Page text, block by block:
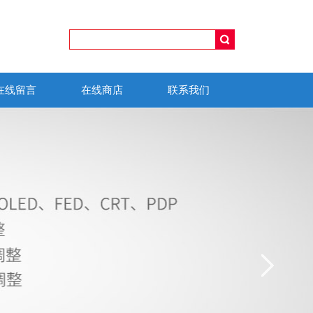
线留言 在线商店 联系我们